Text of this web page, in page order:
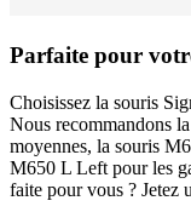
Parfaite pour
Choisissez la souris
Nous recommandons
moyennes, la souris
M650 L Left pour les
faite pour vous ? Jetez